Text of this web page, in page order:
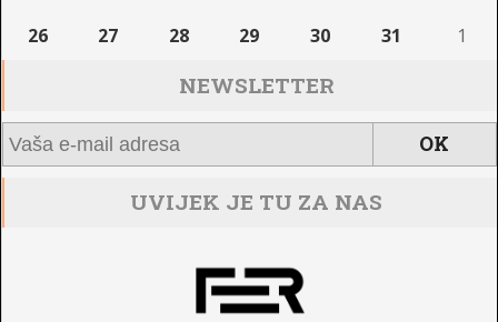
26 27 28 29 30 31 1
NEWSLETTER
UVIJEK JE TU ZA NAS